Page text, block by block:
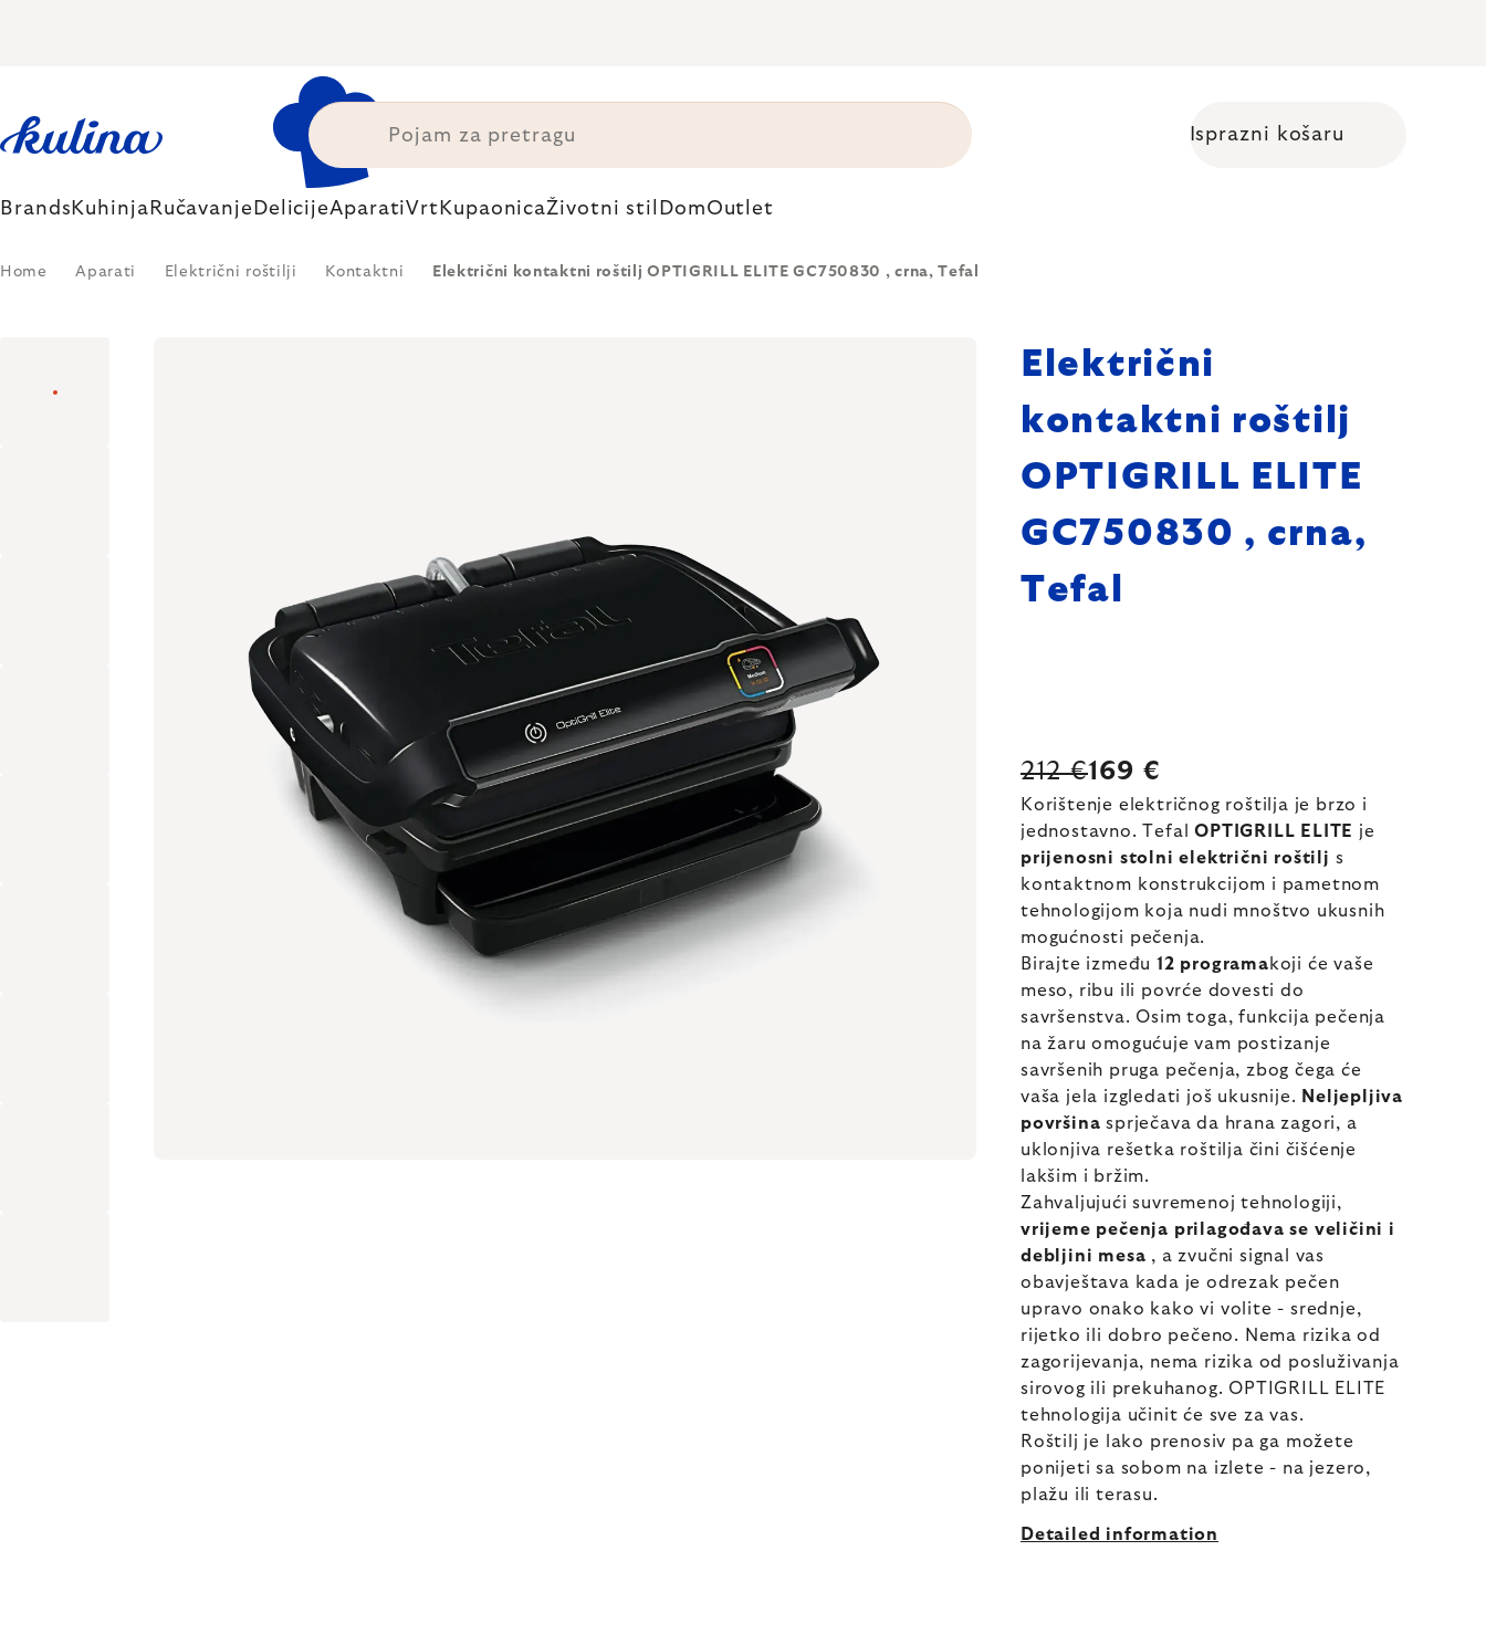
Isprazni košaru
Brands Kuhinja Ručavanje DelicijeAparatiVrt KupaonicaŽivotni stil DomOutlet
Home Aparati Električni roštilji Kontaktni Električni kontaktni roštilj OPTIGRILL ELITE GC750830 , crna, Tefal
Električni
kontaktni roštilj
OPTIGRILL ELITE
GC750830 , crna,
Tefal
212 €169 €
Korištenje električnog roštilja je brzo i
jednostavno. TefalOPTIGRILL ELITE je
prijenosni stolni električni roštilj s
kontaktnom konstrukcijom i pametnom
tehnologijom koja nudi mnoštvo ukusnih
mogućnosti pečenja.
Birajte između 12 programakoji će vaše
meso, ribu ili povrće dovesti do
savršenstva. Osim toga, funkcija pečenja
na žaru omogućuje vam postizanje
savršenih pruga pečenja, zbog čega će
vaša jela izgledati još ukusnije. Neljepljiva
površina sprječava da hrana zagori, a
uklonjiva rešetka roštilja čini čišćenje
lakšim i bržim.
Zahvaljujući suvremenoj tehnologiji,
vrijeme pečenja prilagođava se veličini i
debljini mesa , a zvučni signal vas
obavještava kada je odrezak pečen
upravo onako kako vi volite - srednje,
rijetko ili dobro pečeno. Nema rizika od
zagorijevanja, nema rizika od posluživanja
sirovog ili prekuhanog. OPTIGRILL ELITE
tehnologija učinit će sve za vas.
Roštilj je lako prenosiv pa ga možete
ponijeti sa sobom na izlete - na jezero,
plažu ili terasu.
Detailed information